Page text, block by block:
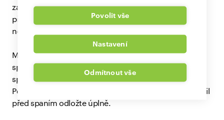
začínáte pracovat. To znamená, že každý den strávíte
přibližně 13 hodin bez telefonu, což poskytne vašemu
nervové soustavě čas na odpočinek.
Mimochodem zírání do telefonu nebo počítače před
spaním může ovlivnit nejen vaši náladu, ale také váš
spánek. Kvůli působení
z displejů.
Používejte proto režim teplého světla, ale ideálně mobil
před spaním odložte úplně.
Povolit vše
Nastavení
Odmítnout vše